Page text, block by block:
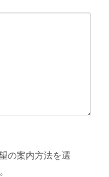
の案内方法を選